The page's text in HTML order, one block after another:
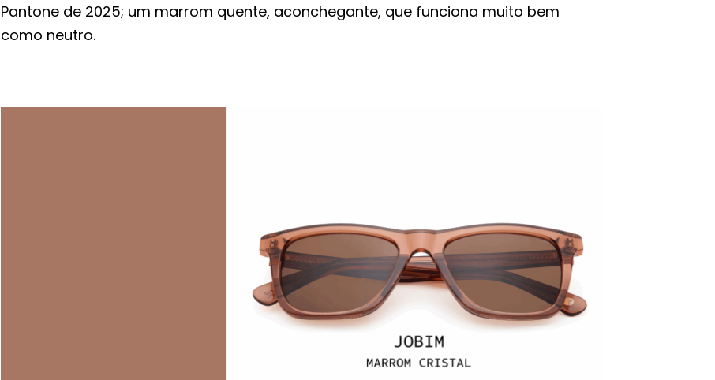
Pantone de 2025; um marrom quente, aconchegante, que funciona muito bem
como neutro.